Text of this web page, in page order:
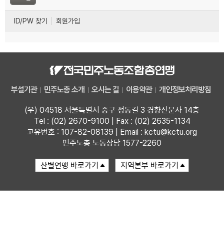
ID/PW 찾기 회원가입
부설기관 민주노총 소개 오시는 길 이용약관 개인정보처리방침
(우) 04518 서울특별시 중구 정동길 3 경향신문사 14층
Tel : (02) 2670-9100 | Fax : (02) 2635-1134
고유번호 : 107-82-08139 | Email : kctu@kctu.org
민주노총 노동상담 1577-2260